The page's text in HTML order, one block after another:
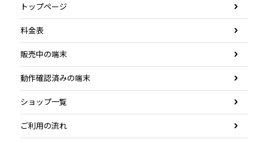
トップページ
料金表
販売中の端末
動作確認済みの端末
ショップ一覧
ご利用の流れ